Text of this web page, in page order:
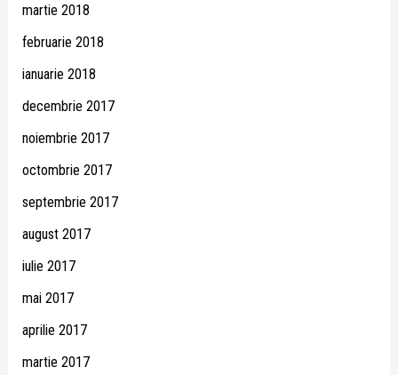
martie 2018
februarie 2018
ianuarie 2018
decembrie 2017
noiembrie 2017
octombrie 2017
septembrie 2017
august 2017
iulie 2017
mai 2017
aprilie 2017
martie 2017